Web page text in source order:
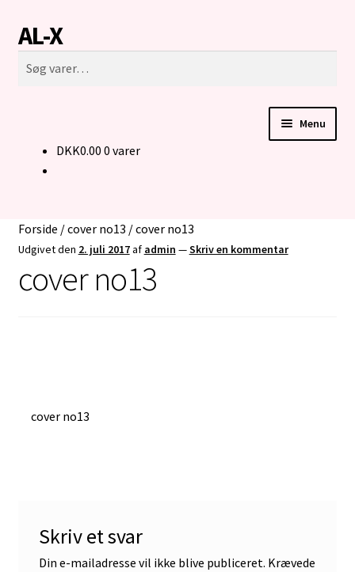
Spring
til
navigation
Spring
til
indhold
AL-X
efter:
Søg
Menu
BUKSER TIL MENNESKER I KØRESTOL
KONTAKT
DKK0.00 0 varer
Forside /cover no13 /cover no13
Udgivet den 2. juli 2017af admin —Skriv en kommentar
cover no13
Indlægsnavigation
Forrige
cover no13
Skriv et svar
Din e-mailadresse vil ikke blive publiceret. Krævede